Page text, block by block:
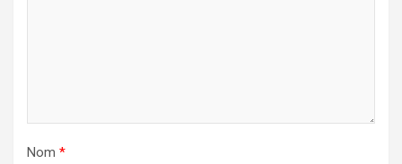
Nom *